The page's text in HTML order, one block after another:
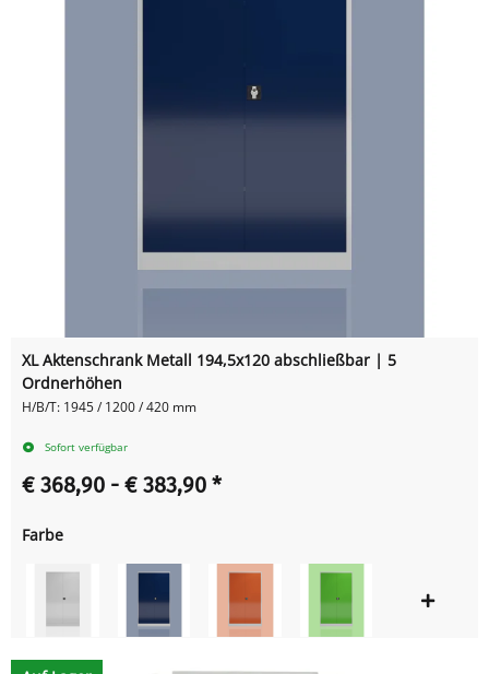
XL Aktenschrank Metall 194,5x120 abschließbar | 5
Ordnerhöhen
H/B/T: 1945 / 1200 / 420 mm
Sofort verfügbar
€ 368,90 - € 383,90 *
Farbe